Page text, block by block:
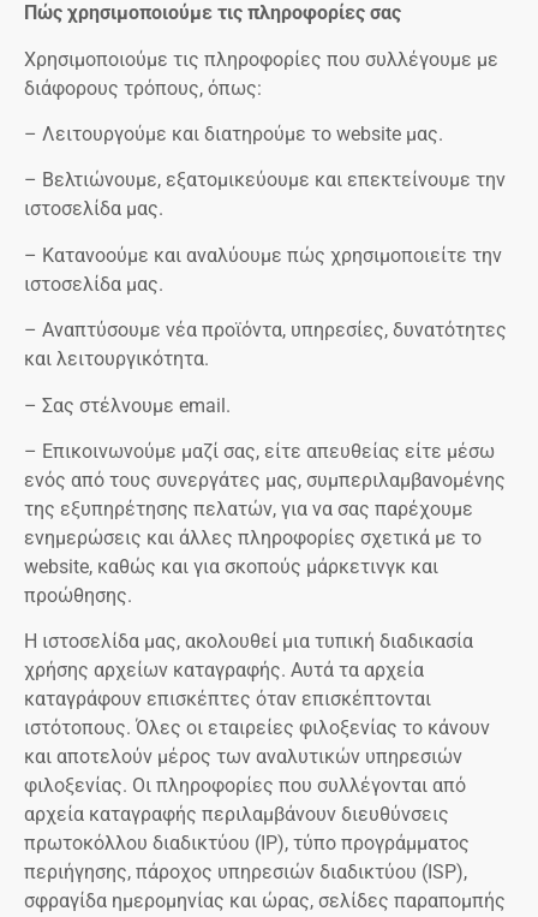
Πώς χρησιμοποιούμε τις πληροφορίες σας
Χρησιμοποιούμε τις πληροφορίες που συλλέγουμε με
διάφορους τρόπους, όπως:
– Λειτουργούμε και διατηρούμε το website μας.
– Βελτιώνουμε, εξατομικεύουμε και επεκτείνουμε την
ιστοσελίδα μας.
– Κατανοούμε και αναλύουμε πώς χρησιμοποιείτε την
ιστοσελίδα μας.
– Αναπτύσουμε νέα προϊόντα, υπηρεσίες, δυνατότητες
και λειτουργικότητα.
– Σας στέλνουμε email.
– Επικοινωνούμε μαζί σας, είτε απευθείας είτε μέσω
ενός από τους συνεργάτες μας, συμπεριλαμβανομένης
της εξυπηρέτησης πελατών, για να σας παρέχουμε
ενημερώσεις και άλλες πληροφορίες σχετικά με το
website, καθώς και για σκοπούς μάρκετινγκ και
προώθησης.
Η ιστοσελίδα μας, ακολουθεί μια τυπική διαδικασία
χρήσης αρχείων καταγραφής. Αυτά τα αρχεία
καταγράφουν επισκέπτες όταν επισκέπτονται
ιστότοπους. Όλες οι εταιρείες φιλοξενίας το κάνουν
και αποτελούν μέρος των αναλυτικών υπηρεσιών
φιλοξενίας. Οι πληροφορίες που συλλέγονται από
αρχεία καταγραφής περιλαμβάνουν διευθύνσεις
πρωτοκόλλου διαδικτύου (IP), τύπο προγράμματος
περιήγησης, πάροχος υπηρεσιών διαδικτύου (ISP),
σφραγίδα ημερομηνίας και ώρας, σελίδες παραπομπής